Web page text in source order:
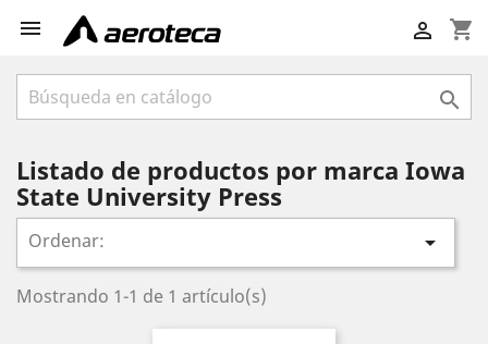
 shopping_cart


Listado de productos por marca Iowa
State University Press
Ordenar: 
Mostrando 1-1 de 1 artículo(s)